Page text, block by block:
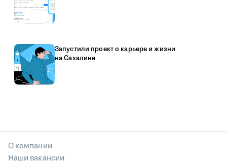
Запустили проект о карьере и жизни
на Сахалине
О компании
Наши вакансии